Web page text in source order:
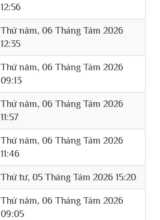
12:56
Thứ năm, 06 Tháng Tám 2026
12:35
Thứ năm, 06 Tháng Tám 2026
09:13
Thứ năm, 06 Tháng Tám 2026
11:57
Thứ năm, 06 Tháng Tám 2026
11:46
Thứ tư, 05 Tháng Tám 2026 15:20
Thứ năm, 06 Tháng Tám 2026
09:05